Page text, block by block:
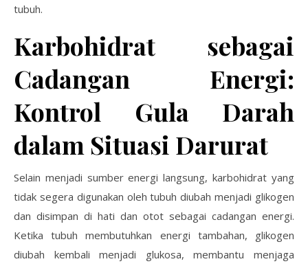
tubuh.
Karbohidrat sebagai
Cadangan Energi:
Kontrol Gula Darah
dalam Situasi Darurat
Selain menjadi sumber energi langsung, karbohidrat yang
tidak segera digunakan oleh tubuh diubah menjadi glikogen
dan disimpan di hati dan otot sebagai cadangan energi.
Ketika tubuh membutuhkan energi tambahan, glikogen
diubah kembali menjadi glukosa, membantu menjaga